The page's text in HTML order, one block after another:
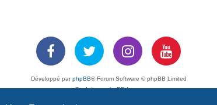
Développé parphpBB® Forum Software © phpBB Limited
Traduit parphpBB-fr.com